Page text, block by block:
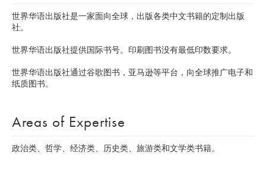
世界华语出版社是一家面向全球，出版各类中文书籍的定制出版
社。
世界华语出版社提供国际书号。印刷图书没有最低印数要求。
世界华语出版社通过谷歌图书，亚马逊等平台，向全球推广电子和
纸质图书。
Areas of Expertise
政治类、哲学、经济类、历史类、旅游类和文学类书籍。